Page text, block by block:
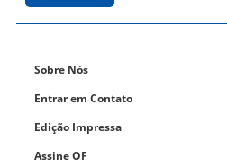
Sobre Nós
Entrar em Contato
Edição Impressa
Assine OF